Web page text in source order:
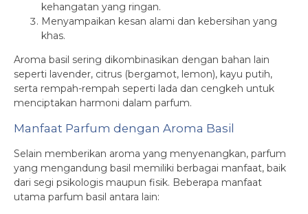
kehangatan yang ringan.
Menyampaikan kesan alami dan kebersihan yang
khas.
Aroma basil sering dikombinasikan dengan bahan lain
seperti lavender, citrus (bergamot, lemon), kayu putih,
serta rempah-rempah seperti lada dan cengkeh untuk
menciptakan harmoni dalam parfum.
Manfaat Parfum dengan Aroma Basil
Selain memberikan aroma yang menyenangkan, parfum
yang mengandung basil memiliki berbagai manfaat, baik
dari segi psikologis maupun fisik. Beberapa manfaat
utama parfum basil antara lain: